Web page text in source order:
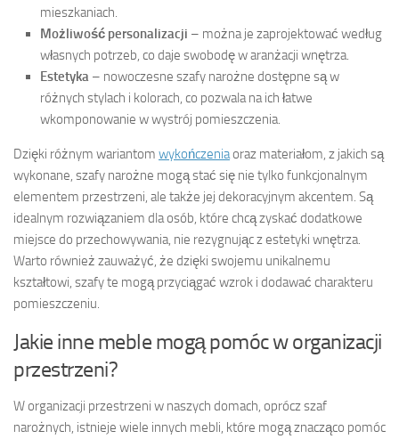
mieszkaniach.
Możliwość personalizacji – można je zaprojektować według
własnych potrzeb, co daje swobodę w aranżacji wnętrza.
Estetyka – nowoczesne szafy narożne dostępne są w
różnych stylach i kolorach, co pozwala na ich łatwe
wkomponowanie w wystrój pomieszczenia.
Dzięki różnym wariantom wykończeniaoraz materiałom, z jakich są
wykonane, szafy narożne mogą stać się nie tylko funkcjonalnym
elementem przestrzeni, ale także jej dekoracyjnym akcentem. Są
idealnym rozwiązaniem dla osób, które chcą zyskać dodatkowe
miejsce do przechowywania, nie rezygnując z estetyki wnętrza.
Warto również zauważyć, że dzięki swojemu unikalnemu
kształtowi, szafy te mogą przyciągać wzrok i dodawać charakteru
pomieszczeniu.
Jakie inne meble mogą pomóc w organizacji
przestrzeni?
W organizacji przestrzeni w naszych domach, oprócz szaf
narożnych, istnieje wiele innych mebli, które mogą znacząco pomóc